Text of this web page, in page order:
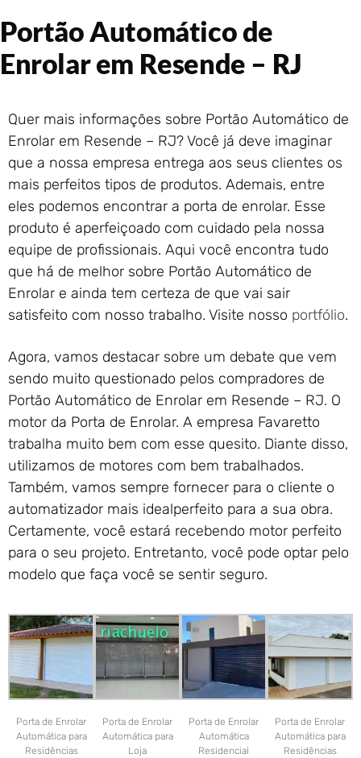
Enrolar em Rio das Ostras –
RJ
Portão de Garagem de
Enrolar em Petrópolis – RJ
Portão de Garagem de
Enrolar em Paraty – RJ
Portão de Garagem de
Enrolar em Nova Iguaçu – RJ
Portão de Garagem de
Enrolar em Nova Friburgo –
RJ
Portão Automático de
Enrolar em Resende – RJ
Quer mais informações sobre Portão Automático de
Enrolar em Resende – RJ? Você já deve imaginar
que a nossa empresa entrega aos seus clientes os
mais perfeitos tipos de produtos. Ademais, entre
eles podemos encontrar a porta de enrolar. Esse
produto é aperfeiçoado com cuidado pela nossa
equipe de profissionais. Aqui você encontra tudo
que há de melhor sobre Portão Automático de
Enrolar e ainda tem certeza de que vai sair
satisfeito com nosso trabalho. Visite nosso portfólio.
Agora, vamos destacar sobre um debate que vem
sendo muito questionado pelos compradores de
Portão Automático de Enrolar em Resende – RJ. O
motor da Porta de Enrolar. A empresa Favaretto
trabalha muito bem com esse quesito. Diante disso,
utilizamos de motores com bem trabalhados.
Também, vamos sempre fornecer para o cliente o
automatizador mais idealperfeito para a sua obra.
Certamente, você estará recebendo motor perfeito
para o seu projeto. Entretanto, você pode optar pelo
modelo que faça você se sentir seguro.
Porta de Enrolar
Automática para
Residências
Porta de Enrolar
Automática para
Loja
Porta de Enrolar
Automática
Residencial
Porta de Enrolar
Automática para
Residências